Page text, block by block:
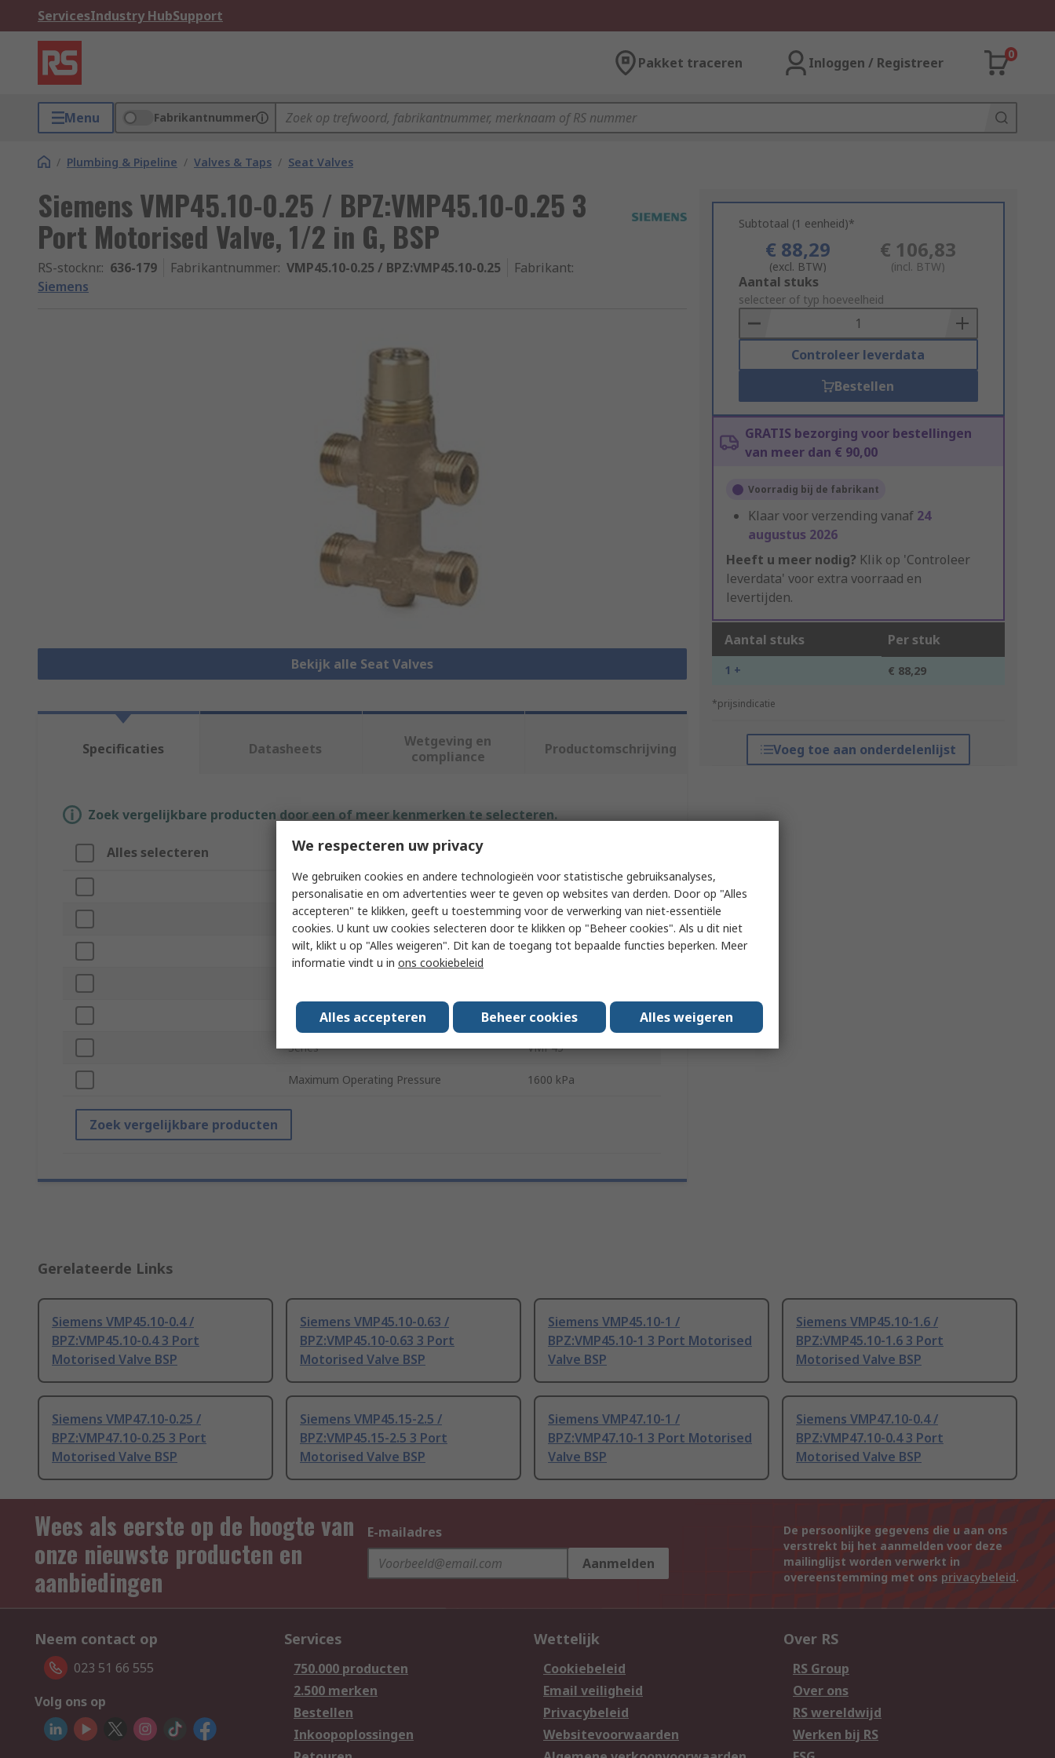
ServicesIndustry HubSupport
Pakket traceren Inloggen / Registreer
0
Menu Fabrikantnummer
/ Plumbing & Pipeline / Valves & Taps / Seat Valves
Siemens VMP45.10-0.25 / BPZ:VMP45.10-0.25 3
Port Motorised Valve, 1/2 in G, BSP
RS-stocknr.: 636-179 Fabrikantnummer: VMP45.10-0.25 / BPZ:VMP45.10-0.25 Fabrikant:
Siemens
Bekijk alle Seat Valves
Subtotaal (1 eenheid)*
€ 88,29
(excl. BTW)
€ 106,83
(incl. BTW)
Add
to
Basket
Aantal stuks
selecteer of typ hoeveelheid
Controleer leverdata
Bestellen
GRATIS bezorging voor bestellingen
van meer dan € 90,00
Voorradig bij de fabrikant
Klaar voor verzending vanaf 24
augustus 2026
Heeft u meer nodig? Klik op 'Controleer
leverdata' voor extra voorraad en
levertijden.
Aantal stuks Per stuk
1 + € 88,29
*prijsindicatie
Voeg toe aan onderdelenlijst
Specificaties Datasheets
Wetgeving en
compliance
Productomschrijving
Zoek vergelijkbare producten door een of meer kenmerken te selecteren.
Alles selecteren Attribuut
Merk
Product Type Motorised Valve
Thread Standard BSP
Number of Ports 3
Series VMP45
Maximum Operating Pressure 1600 kPa
Zoek vergelijkbare producten
Gerelateerde Links
Siemens VMP45.10-0.4 /
BPZ:VMP45.10-0.4 3 Port
Motorised Valve BSP
Siemens VMP45.10-0.63 /
BPZ:VMP45.10-0.63 3 Port
Motorised Valve BSP
Siemens VMP45.10-1 /
BPZ:VMP45.10-1 3 Port Motorised
Valve BSP
Siemens VMP45.10-1.6 /
BPZ:VMP45.10-1.6 3 Port
Motorised Valve BSP
Siemens VMP47.10-0.25 /
BPZ:VMP47.10-0.25 3 Port
Motorised Valve BSP
Siemens VMP45.15-2.5 /
BPZ:VMP45.15-2.5 3 Port
Motorised Valve BSP
Siemens VMP47.10-1 /
BPZ:VMP47.10-1 3 Port Motorised
Valve BSP
Siemens VMP47.10-0.4 /
BPZ:VMP47.10-0.4 3 Port
Motorised Valve BSP
Wees als eerste op de hoogte van
onze nieuwste producten en
aanbiedingen
E-mailadres
Aanmelden
De persoonlijke gegevens die u aan ons
verstrekt bij het aanmelden voor deze
mailinglijst worden verwerkt in
overeenstemming met ons privacybeleid.
Neem contact op
023 51 66 555
Volg ons op
Services
750.000 producten
2.500 merken
Bestellen
Inkoopoplossingen
Wettelijk
Cookiebeleid
Email veiligheid
Privacybeleid
Websitevoorwaarden
Over RS
RS Group
Over ons
RS wereldwijd
Werken bij RS
We respecteren uw privacy
We gebruiken cookies en andere technologieën voor statistische gebruiksanalyses,
personalisatie en om advertenties weer te geven op websites van derden. Door op "Alles
accepteren" te klikken, geeft u toestemming voor de verwerking van niet-essentiële
cookies. U kunt uw cookies selecteren door te klikken op "Beheer cookies". Als u dit niet
wilt, klikt u op "Alles weigeren". Dit kan de toegang tot bepaalde functies beperken. Meer
informatie vindt u in ons cookiebeleid
Alles accepteren Beheer cookies Alles weigeren